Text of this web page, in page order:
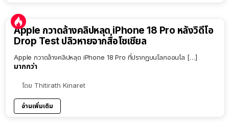
Apple กวาดล้างคลิปหลุด iPhone 18 Pro หลังวิดีโอ
Drop Test ปลิวหายจากสื่อโซเชียล
Apple กวาดล้างคลิปหลุด iPhone 18 Pro ที่ปรากฏบนโลกออนไล […]
มากกว่า
โดย Thitirath Kinaret
อ่านเพิ่มเติม